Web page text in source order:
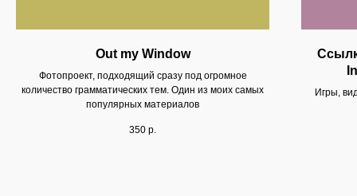
Out my Window
Фотопроект, подходящий сразу под огромное
количество грамматических тем. Один из моих самых
популярных материалов
350 р.
Игры,